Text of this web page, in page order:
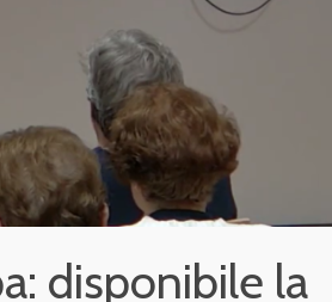
disponibile la